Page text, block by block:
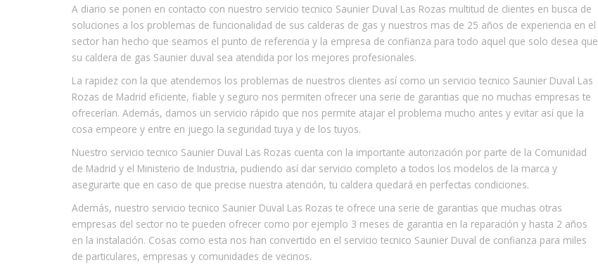
A diario se ponen en contacto con nuestro servicio tecnico Saunier Duval Las Rozas multitud de clientes en busca de
soluciones a los problemas de funcionalidad de sus calderas de gas y nuestros mas de 25 años de experiencia en el
sector han hecho que seamos el punto de referencia y la empresa de confianza para todo aquel que solo desea que
su caldera de gas Saunier duval sea atendida por los mejores profesionales.
La rapidez con la que atendemos los problemas de nuestros clientes así como un servicio tecnico Saunier Duval Las
Rozas de Madrid eficiente, fiable y seguro nos permiten ofrecer una serie de garantias que no muchas empresas te
ofrecerían. Además, damos un servicio rápido que nos permite atajar el problema mucho antes y evitar así que la
cosa empeore y entre en juego la seguridad tuya y de los tuyos.
Nuestro servicio tecnico Saunier Duval Las Rozas cuenta con la importante autorización por parte de la Comunidad
de Madrid y el Ministerio de Industria, pudiendo así dar servicio completo a todos los modelos de la marca y
asegurarte que en caso de que precise nuestra atención, tu caldera quedará en perfectas condiciones.
Además, nuestro servicio tecnico Saunier Duval Las Rozas te ofrece una serie de garantias que muchas otras
empresas del sector no te pueden ofrecer como por ejemplo 3 meses de garantia en la reparación y hasta 2 años
en la instalación. Cosas como esta nos han convertido en el servicio tecnico Saunier Duval de confianza para miles
de particulares, empresas y comunidades de vecinos.